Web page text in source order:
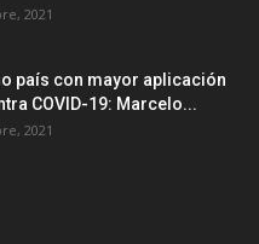
2021
país con mayor aplicación
COVID-19: Marcelo...
2021